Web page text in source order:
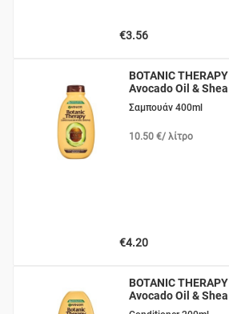
€3.56
BOTANIC THERAPY
Avocado Oil & Shea
Butter
Σαμπουάν 400ml
10.50 €/ λίτρο
€4.20
BOTANIC THERAPY
Avocado Oil & Shea
Butter